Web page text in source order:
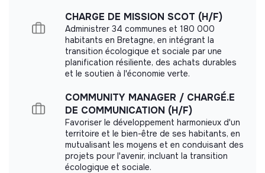
This structure did not communicate to us the
labels or certifications that it was able to obtain.
Documents
Did not yet add a transparency document.
CHARGE DE MISSION SCOT (H/F)
Administrer 34 communes et 180 000
habitants en Bretagne, en intégrant la
transition écologique et sociale par une
planification résiliente, des achats durables
et le soutien à l'économie verte.
COMMUNITY MANAGER / CHARGÉ.E
DE COMMUNICATION (H/F)
Favoriser le développement harmonieux d'un
territoire et le bien-être de ses habitants, en
mutualisant les moyens et en conduisant des
projets pour l'avenir, incluant la transition
écologique et sociale.